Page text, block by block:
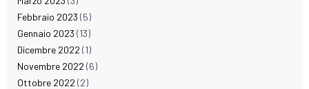
Febbraio 2023 (5)
Gennaio 2023 (13)
Dicembre 2022 (1)
Novembre 2022 (6)
Ottobre 2022 (2)